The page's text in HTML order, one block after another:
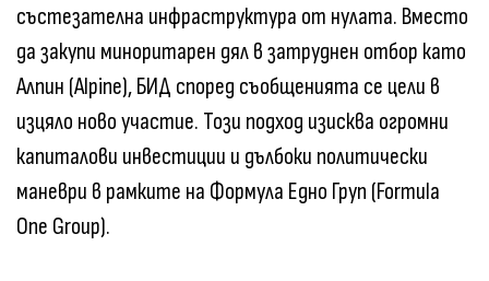
състезателна инфраструктура от нулата. Вместо
да закупи миноритарен дял в затруднен отбор като
Алпин (Alpine), БИД според съобщенията се цели в
изцяло ново участие. Този подход изисква огромни
капиталови инвестиции и дълбоки политически
маневри в рамките на Формула Едно Груп (Formula
One Group).